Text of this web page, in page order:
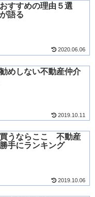
すすめの理由５選
語る
2020.06.06
めしない不動産仲介
2019.10.11
うならここ 不動産
手にランキング
2019.10.06